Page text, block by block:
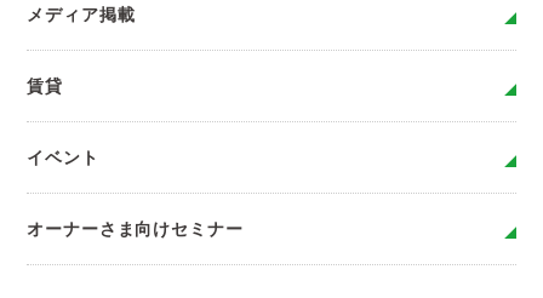
メディア掲載
賃貸
イベント
オーナーさま向けセミナー